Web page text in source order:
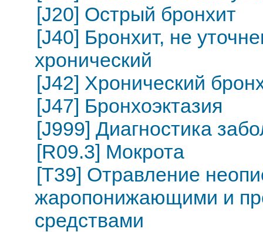
[J20] Острый бронхит
[J40] Бронхит, не
хронический
[J42] Хронический
[J47] Бронхоэктазия
[J999] Диагностика
[R09.3] Мокрота
[T39] Отравление
жаропонижающими и
средствами